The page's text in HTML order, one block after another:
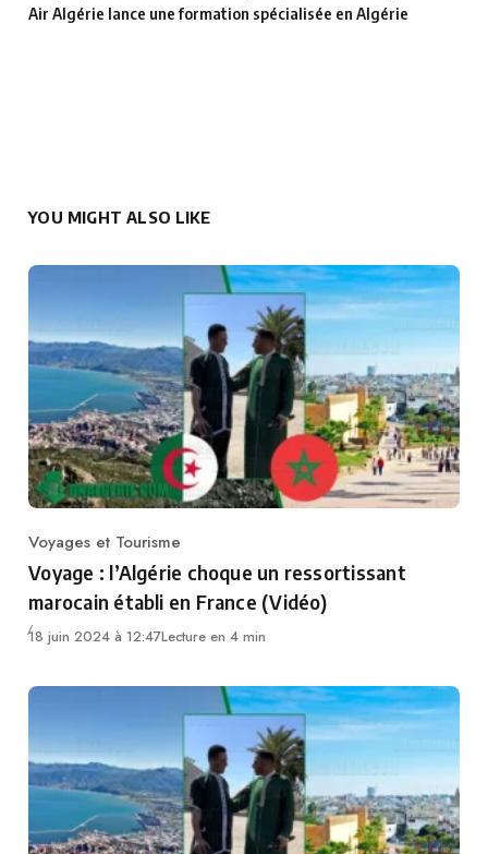
Air Algérie lance une formation spécialisée en Algérie
YOU MIGHT ALSO LIKE
Category
Voyages et Tourisme
Voyage : l’Algérie choque un ressortissant
marocain établi en France (Vidéo)
18 juin 2024 à 12:47Lecture en 4 min